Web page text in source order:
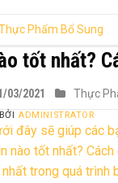
Phẩm Bổ Sung
tốt nhất?
03/2021 Thực
BỞIADMINISTRATOR